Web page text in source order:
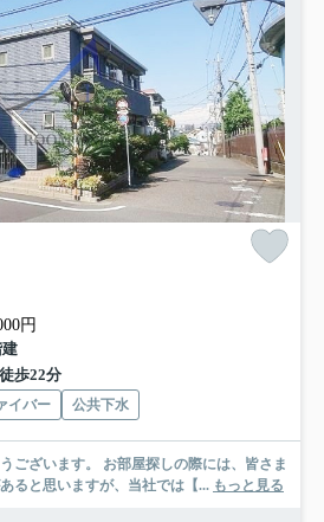
円
歩22分
イバー 公共下水
屋探しの際には、皆さま
ると思いますが、当社では【... もっと見る